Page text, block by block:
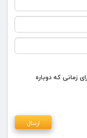
زمانی که دوباره